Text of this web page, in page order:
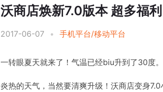
沃商店焕新7.0版本 超多福
2017-06-07 • 手机平台/移动平台
一转眼夏天就来了！气温已经biu升到了30度。
炎热的天气，当然要清爽升级！沃商店变身